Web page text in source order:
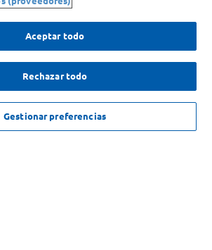
,00
Aceptar todo
Rechazar todo
Gestionar preferencias